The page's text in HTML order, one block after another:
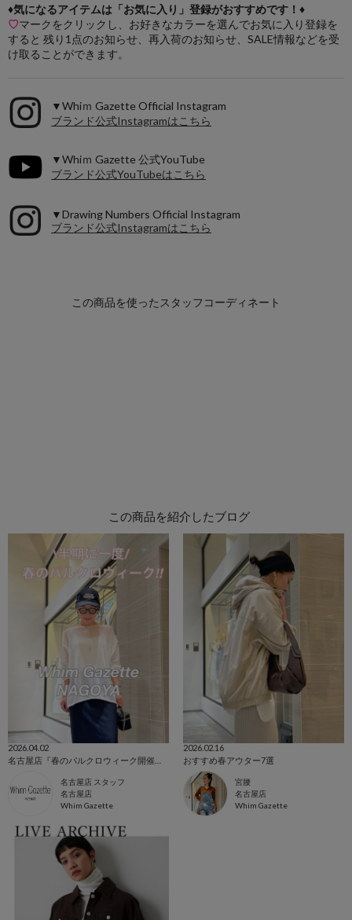
♦気になるアイテムは「お気に入り」登録がおすすめです！♦
♡マークをクリックし、お好きなカラーを選んでお気に入り登録を
すると 残り1点のお知らせ、再入荷のお知らせ、SALE情報などを受
け取ることができます。
▼Whiｍ Gazette Official Instagram
ブランド公式Instagramはこちら
▼Whiｍ Gazette 公式YouTube
ブランド公式YouTubeはこちら
▼Drawing Numbers Official Instagram
ブランド公式Instagramはこちら
この商品を紹介したブログ
2026.04.02
名古屋店 スタッフ
名古屋店
Whim Gazette
2026.02.16
おすすめ春アウター7選
宮腰
名古屋店
Whim Gazette